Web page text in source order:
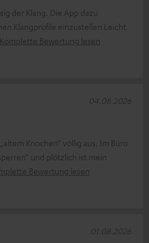
der Klang. Die App dazu
Klangprofile einzustellen Leicht
Komplette Bewertung lesen
Knochen“ völlig aus. Im Büro
und plötzlich ist mein
Bewertung lesen
04.08.2026
01.08.2026